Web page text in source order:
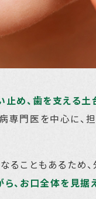
め、歯を支える土
門医を中心に、
こともあるため
、お口全体を見据